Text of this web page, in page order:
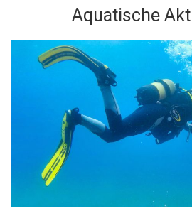
Aquatische